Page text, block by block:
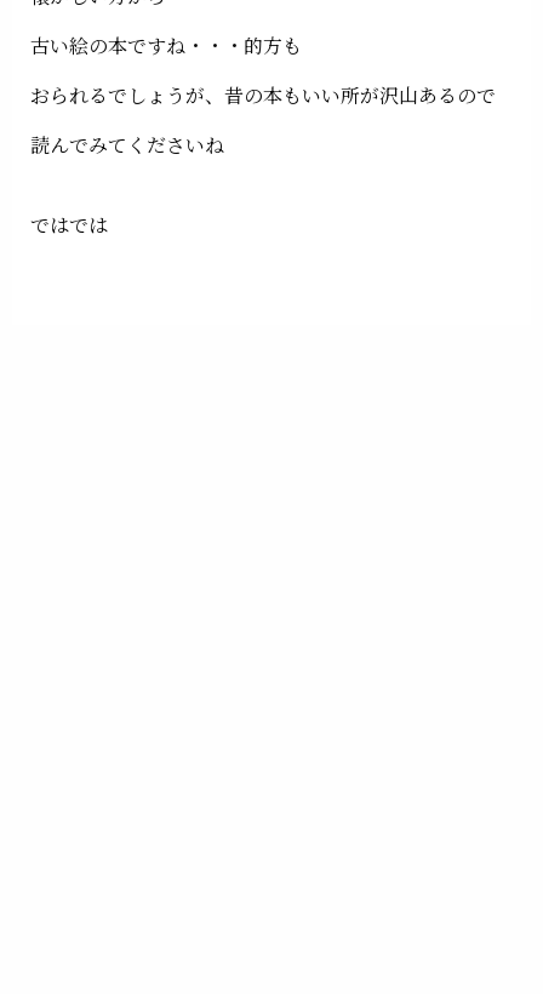
古い絵の本ですね・・・的方も
おられるでしょうが、昔の本もいい所が沢山あるので
読んでみてくださいね
ではでは